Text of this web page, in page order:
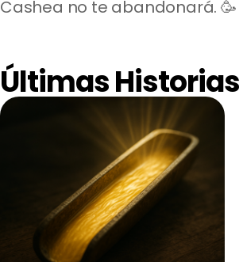
Cashea no te abandonará. 🥳
Últimas Historias